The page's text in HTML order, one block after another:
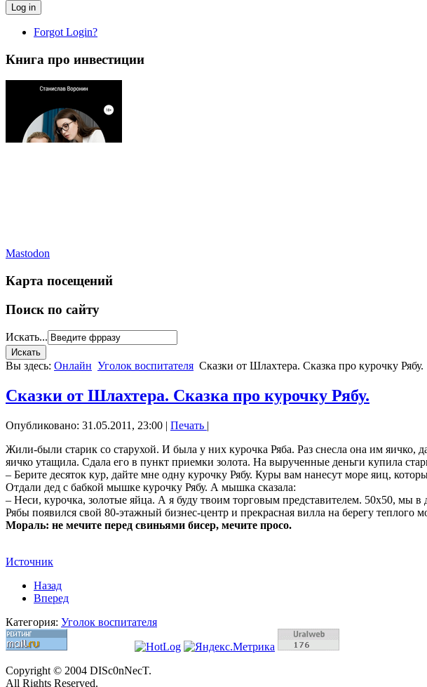
Log in
Forgot Login?
Книга про инвестиции
Mastodon
Карта посещений
Поиск по сайту
Искать...
Вы здесь: Онлайн Уголок воспитателя Сказки от Шлахтера. Сказка про курочку Рябу.
Сказки от Шлахтера. Сказка про курочку Рябу.
Опубликовано: 31.05.2011, 23:00 | Печать |
Жили-были старик со старухой. И была у них курочка Ряба. Раз снесла она им яичко,
яичко утащила. Сдала его в пункт приемки золота. На вырученные деньги купила
– Берите десяток кур, дайте мне одну курочку Рябу. Куры вам нанесут море яиц,
Отдали дед с бабкой мышке курочку Рябу. А мышка сказала:
– Неси, курочка, золотые яйца. А я буду твоим торговым представителем. 50х50, мы
Рябы появился свой 80-этажный бизнес-центр и прекрасная вилла на берегу теплого
Мораль: не мечите перед свиньями бисер, мечите просо.
Источник
Назад
Вперед
Категория: Уголок воспитателя
Copyright © 2004 DISc0nNecT.
All Rights Reserved.